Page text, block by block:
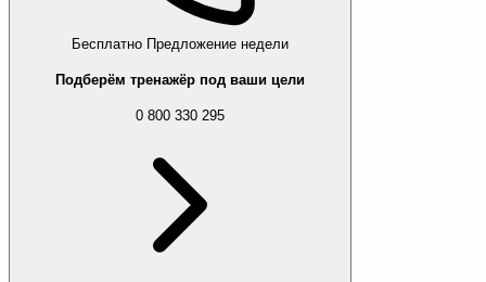
Бесплатно Предложение недели
Подберём тренажёр под ваши цели
0 800 330 295